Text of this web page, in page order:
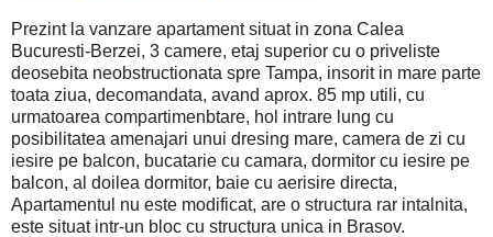
Prezint la vanzare apartament situat in zona Calea
Bucuresti-Berzei, 3 camere, etaj superior cu o priveliste
deosebita neobstructionata spre Tampa, insorit in mare parte
toata ziua, decomandata, avand aprox. 85 mp utili, cu
urmatoarea compartimenbtare, hol intrare lung cu
posibilitatea amenajari unui dresing mare, camera de zi cu
iesire pe balcon, bucatarie cu camara, dormitor cu iesire pe
balcon, al doilea dormitor, baie cu aerisire directa,
Apartamentul nu este modificat, are o structura rar intalnita,
este situat intr-un bloc cu structura unica in Brasov.